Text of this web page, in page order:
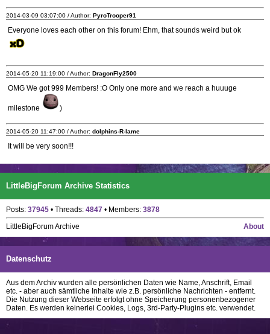
2014-03-09 03:07:00 / Author: PyroTrooper91
Everyone loves each other on this forum! Ehm, that sounds weird but ok
2014-05-20 11:19:00 / Author: DragonFly2500
OMG We got 999 Members! :O Only one more and we reach a huuuge
milestone )
2014-05-20 11:47:00 / Author: dolphins-R-lame
It will be very soon!!!
LittleBigForum Archive Statistics
Posts: 37945 • Threads: 4847 • Members: 3878
About
LittleBigForum Archive
Datenschutz
Aus dem Archiv wurden alle persönlichen Daten wie Name, Anschrift, Email
etc. - aber auch sämtliche Inhalte wie z.B. persönliche Nachrichten - entfernt.
Die Nutzung dieser Webseite erfolgt ohne Speicherung personenbezogener
Daten. Es werden keinerlei Cookies, Logs, 3rd-Party-Plugins etc. verwendet.